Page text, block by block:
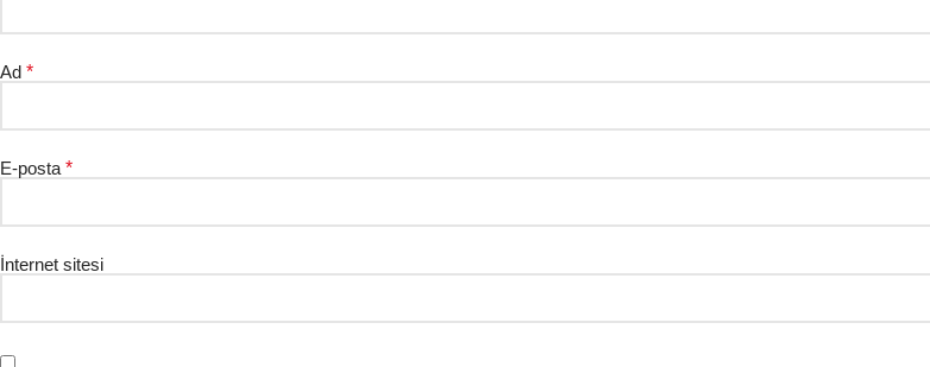
Ad *
E-posta *
İnternet sitesi